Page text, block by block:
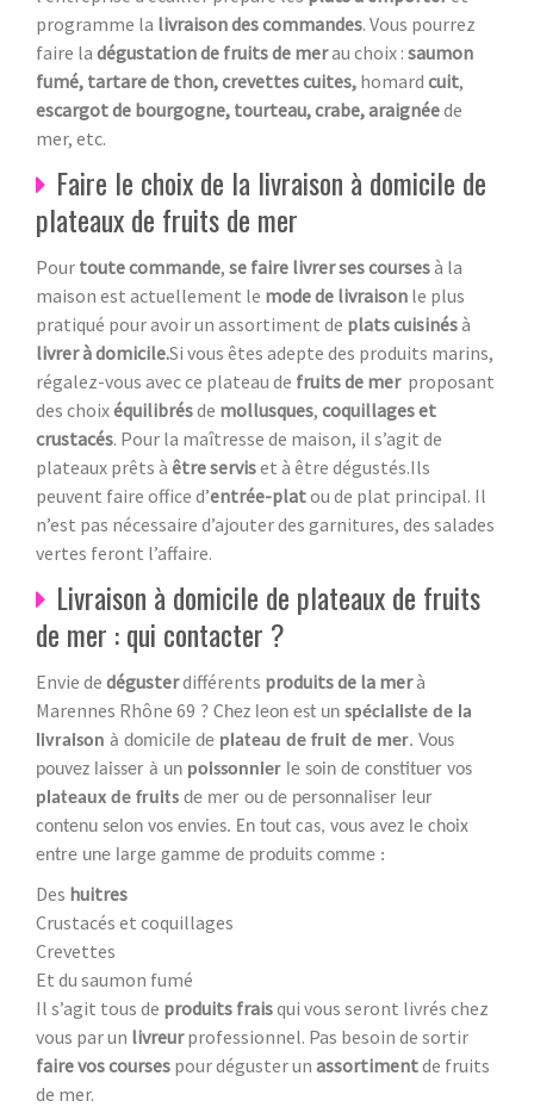
programme la livraison des commandes. Vous pourrez
faire la dégustation de fruits de merau choix : saumon
fumé, tartare de thon, crevettes cuites, homard cuit,
escargot de bourgogne, tourteau, crabe, araignéede
mer, etc.
Faire le choix de la livraison à domicile de
plateaux de fruits de mer
Pour toute commande, se faire livrer ses coursesà la
maison est actuellement le mode de livraison le plus
pratiqué pour avoir un assortiment de plats cuisinésà
livrer à domicile.Si vous êtes adepte des produits marins,
régalez-vous avec ce plateau de fruits de mer proposant
des choixéquilibrésde mollusques, coquillages et
crustacés. Pour la maîtresse de maison, il s’agit de
plateaux prêts à être serviset à être dégustés.Ils
peuvent faire office d’entrée-platou de plat principal. Il
n’est pas nécessaire d’ajouter des garnitures, des salades
vertes feront l’affaire.
Livraison à domicile de plateaux de fruits
de mer : qui contacter ?
Envie de dégusterdifférents produits de la merà
Marennes Rhône 69 ? Chez leon est un spécialiste de la
livraison à domicile de plateau de fruit de mer. Vous
pouvez laisser à un poissonnier le soin de constituer vos
plateaux de fruits de mer ou de personnaliser leur
contenu selon vos envies. En tout cas, vous avez le choix
entre une large gamme de produits comme :
Des huitres
Crustacés et coquillages
Crevettes
Et du saumon fumé
Il s’agit tous de produits fraisqui vous seront livrés chez
vous par un livreurprofessionnel. Pas besoin de sortir
faire vos courses pour déguster un assortimentde fruits
de mer.